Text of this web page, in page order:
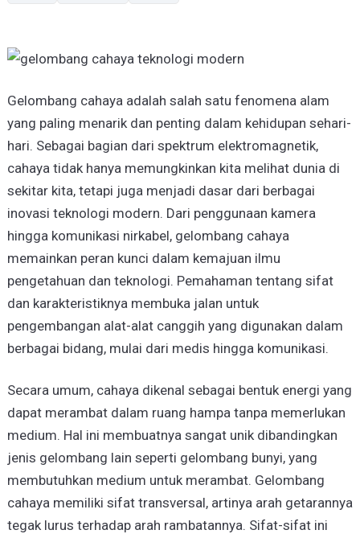
A- A+
Gelombang cahaya adalah salah satu fenomena alam
yang paling menarik dan penting dalam kehidupan sehari-
hari. Sebagai bagian dari spektrum elektromagnetik,
cahaya tidak hanya memungkinkan kita melihat dunia di
sekitar kita, tetapi juga menjadi dasar dari berbagai
inovasi teknologi modern. Dari penggunaan kamera
hingga komunikasi nirkabel, gelombang cahaya
memainkan peran kunci dalam kemajuan ilmu
pengetahuan dan teknologi. Pemahaman tentang sifat
dan karakteristiknya membuka jalan untuk
pengembangan alat-alat canggih yang digunakan dalam
berbagai bidang, mulai dari medis hingga komunikasi.
Secara umum, cahaya dikenal sebagai bentuk energi yang
dapat merambat dalam ruang hampa tanpa memerlukan
medium. Hal ini membuatnya sangat unik dibandingkan
jenis gelombang lain seperti gelombang bunyi, yang
membutuhkan medium untuk merambat. Gelombang
cahaya memiliki sifat transversal, artinya arah getarannya
tegak lurus terhadap arah rambatannya. Sifat-sifat ini